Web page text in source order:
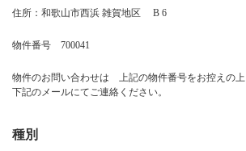
お問い合わせ
住所：和歌山市西浜 雑賀地区 B 6
物件番号 700041
物件のお問い合わせは 上記の物件番号をお控えの上
下記のメールにてご連絡ください。
種別